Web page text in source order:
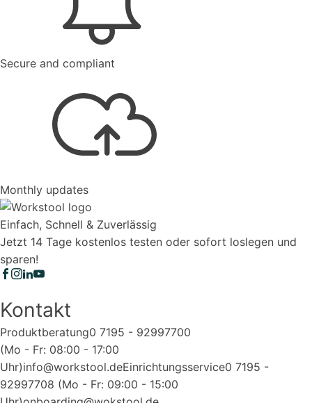
Secure and compliant
Monthly updates
Einfach, Schnell & Zuverlässig
Jetzt 14 Tage kostenlos testen oder sofort loslegen und
sparen!
Kontakt
Produktberatung0 7195 - 92997700
(Mo - Fr: 08:00 - 17:00
Uhr)info@workstool.deEinrichtungsservice0 7195 -
92997708 (Mo - Fr: 09:00 - 15:00